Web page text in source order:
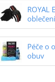
ROYAL
Péče o
obuv